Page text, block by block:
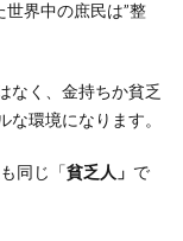
界中の庶民は”整
なく、金持ちか貧乏
環境になります。
同じ「貧乏人」 で